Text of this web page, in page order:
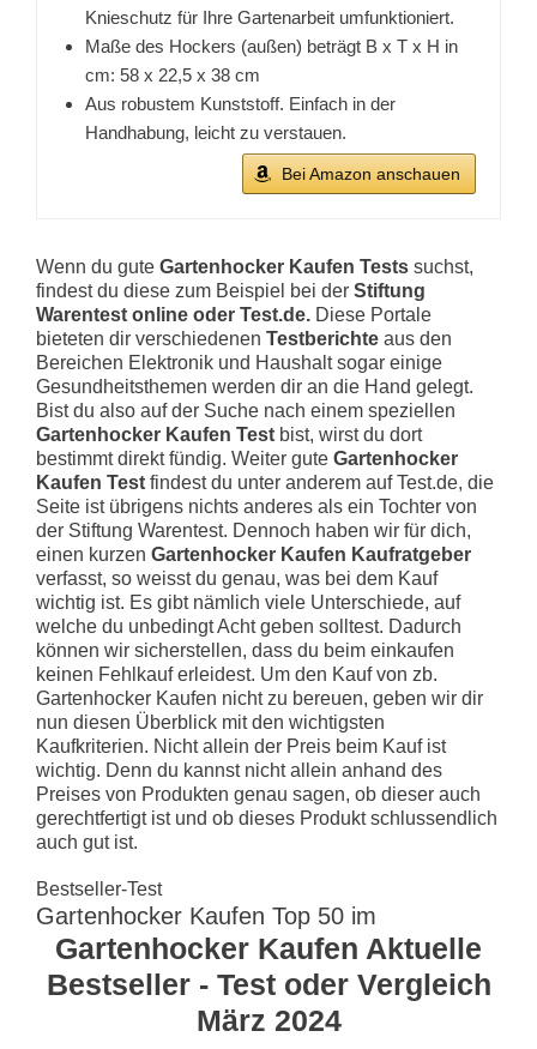
Knieschutz für Ihre Gartenarbeit umfunktioniert.
Maße des Hockers (außen) beträgt B x T x H in
cm: 58 x 22,5 x 38 cm
Aus robustem Kunststoff. Einfach in der
Handhabung, leicht zu verstauen.
Bei Amazon anschauen
Wenn du gute Gartenhocker Kaufen Tests suchst,
findest du diese zum Beispiel bei der Stiftung
Warentest online oder Test.de. Diese Portale
bieteten dir verschiedenen Testberichte aus den
Bereichen Elektronik und Haushalt sogar einige
Gesundheitsthemen werden dir an die Hand gelegt.
Bist du also auf der Suche nach einem speziellen
Gartenhocker Kaufen Test bist, wirst du dort
bestimmt direkt fündig. Weiter gute Gartenhocker
Kaufen Test findest du unter anderem auf Test.de, die
Seite ist übrigens nichts anderes als ein Tochter von
der Stiftung Warentest. Dennoch haben wir für dich,
einen kurzen Gartenhocker Kaufen Kaufratgeber
verfasst, so weisst du genau, was bei dem Kauf
wichtig ist. Es gibt nämlich viele Unterschiede, auf
welche du unbedingt Acht geben solltest. Dadurch
können wir sicherstellen, dass du beim einkaufen
keinen Fehlkauf erleidest. Um den Kauf von zb.
Gartenhocker Kaufen nicht zu bereuen, geben wir dir
nun diesen Überblick mit den wichtigsten
Kaufkriterien. Nicht allein der Preis beim Kauf ist
wichtig. Denn du kannst nicht allein anhand des
Preises von Produkten genau sagen, ob dieser auch
gerechtfertigt ist und ob dieses Produkt schlussendlich
auch gut ist.
Bestseller-Test
Gartenhocker Kaufen Top 50 im
Gartenhocker Kaufen Aktuelle
Bestseller - Test oder Vergleich
März 2024